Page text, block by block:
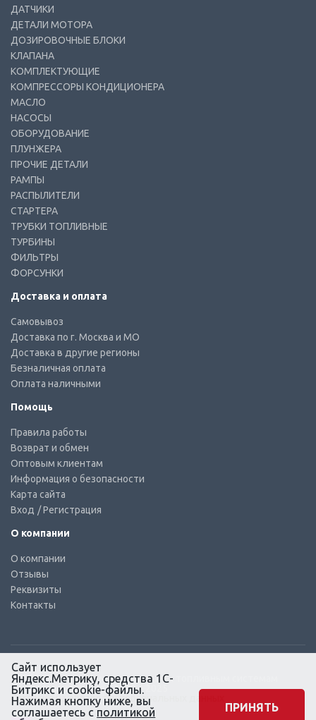
ДАТЧИКИ
ДЕТАЛИ МОТОРА
ДОЗИРОВОЧНЫЕ БЛОКИ
КЛАПАНА
КОМПЛЕКТУЮЩИЕ
КОМПРЕССОРЫ КОНДИЦИОНЕРА
МАСЛО
НАСОСЫ
ОБОРУДОВАНИЕ
ПЛУНЖЕРА
ПРОЧИЕ ДЕТАЛИ
РАМПЫ
РАСПЫЛИТЕЛИ
СТАРТЕРА
ТРУБКИ ТОПЛИВНЫЕ
ТУРБИНЫ
ФИЛЬТРЫ
ФОРСУНКИ
Доставка и оплата
Самовывоз
Доставка по г. Москва и МО
Доставка в другие регионы
Безналичная оплата
Оплата наличными
Помощь
Правила работы
Возврат и обмен
Оптовым клиентам
Информация о безопасности
Карта сайта
Вход / Регистрация
О компании
О компании
Отзывы
Реквизиты
Контакты
© КТС-Дизель – Комплектующие к топливным системам
Все права защищены, 2003 – 2025
Согласие на обработку персональных данных
Сайт использует
Яндекс.Метрику, средства 1С-
Битрикс и cookie-файлы.
Нажимая кнопку ниже, вы
соглашаетесь с политикой
ПРИНЯТЬ